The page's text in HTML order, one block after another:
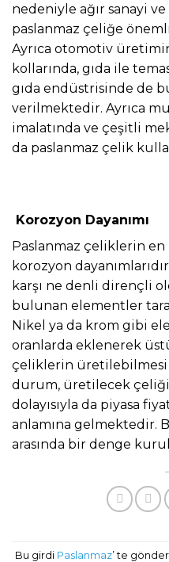
nedeniyle ağır sanayi
paslanmaz çeliğe
Ayrıca otomotiv
kollarında, gıda ile
gıda endüstrisinde de
verilmektedir. Ayrıca
imalatında ve çeşitli
da paslanmaz çelik
Korozyon Dayanımı
Paslanmaz çeliklerin
korozyon
karşı ne denli dirençli
bulunan elementler
Nikel ya da krom gibi
oranlarda eklenerek
çeliklerin
durum, üretilecek
dolayısıyla da piyasa
anlamına gelmektedir.
arasında bir denge
Bu girdi Paslanmaz’ te